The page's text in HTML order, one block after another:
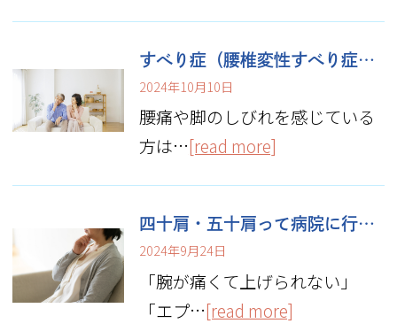
すべり症（腰椎変性すべり症・分離すべり症）とは？原因と症状
2024年10月10日
腰痛や脚のしびれを感じている
方は…[read more]
四十肩・五十肩って病院に行くべき？なる人とならない人の違い
2024年9月24日
「腕が痛くて上げられない」
「エプ…[read more]